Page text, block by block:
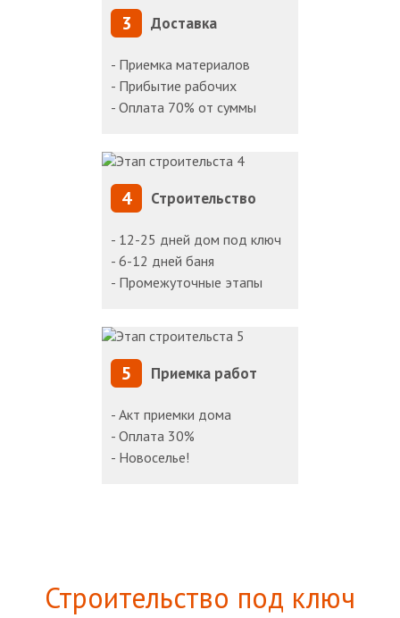
3 Доставка
- Приемка материалов
- Прибытие рабочих
- Оплата 70% от суммы
4 Строительство
- 12-25 дней дом под ключ
- 6-12 дней баня
- Промежуточные этапы
5 Приемка работ
- Акт приемки дома
- Оплата 30%
- Новоселье!
Строительство под ключ